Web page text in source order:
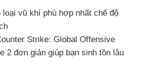
loại vũ khí phù hợp nhất chế độ
Strike: Global Offensive
2 đơn giản giúp bạn sinh tồn lâu